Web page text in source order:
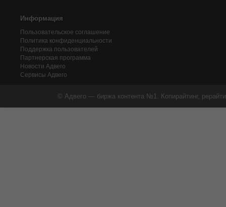
Информация
Пользовательское соглашение
Политика конфиденциальности
Поддержка пользователей
Партнерская программа
Новости Адвего
Сервисы Адвего
© Адвего — биржа контента №1. Копирайтинг,